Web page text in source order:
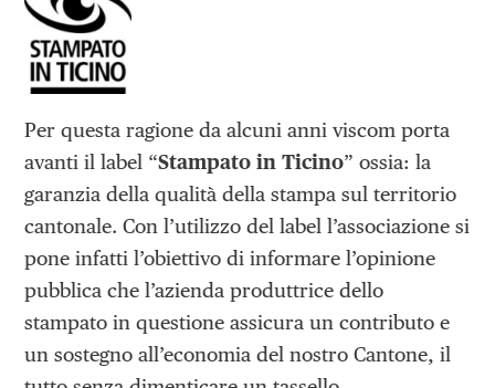
Per questa ragione da alcuni anni viscom porta
avanti il label “Stampato in Ticino” ossia: la
garanzia della qualità della stampa sul territorio
cantonale. Con l’utilizzo del label l’associazione si
pone infatti l’obiettivo di informare l’opinione
pubblica che l’azienda produttrice dello
stampato in questione assicura un contributo e
un sostegno all’economia del nostro Cantone, il